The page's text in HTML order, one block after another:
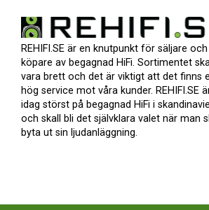
REHIFI.SE är en knutpunkt för säljare och
köpare av begagnad HiFi. Sortimentet
vara brett och det är viktigt att det finns
hög service mot våra kunder. REHIFI.SE
idag störst på begagnad HiFi i
och skall bli det självklara valet när man
byta ut sin ljudanläggning.